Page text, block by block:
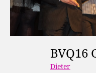
BVQ16
Dieter